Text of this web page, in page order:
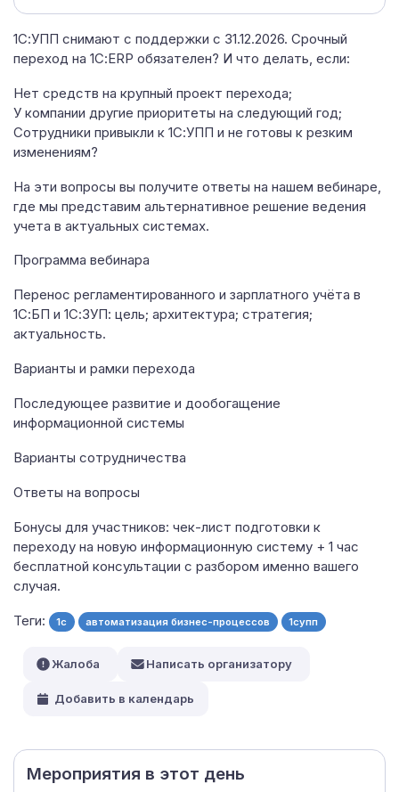
1С:УПП снимают с поддержки с 31.12.2026. Срочный
переход на 1С:ERP обязателен? И что делать, если:
Нет средств на крупный проект перехода;
У компании другие приоритеты на следующий год;
Сотрудники привыкли к 1С:УПП и не готовы к резким
изменениям?
На эти вопросы вы получите ответы на нашем вебинаре,
где мы представим альтернативное решение ведения
учета в актуальных системах.
Программа вебинара
Перенос регламентированного и зарплатного учёта в
1С:БП и 1С:ЗУП: цель; архитектура; стратегия;
актуальность.
Варианты и рамки перехода
Последующее развитие и дообогащение
информационной системы
Варианты сотрудничества
Ответы на вопросы
Бонусы для участников: чек-лист подготовки к
переходу на новую информационную систему + 1 час
бесплатной консультации с разбором именно вашего
случая.
Теги: 1c автоматизация бизнес-процессов 1супп
Мероприятия в этот день
Жалоба Написать организатору
Добавить в календарь